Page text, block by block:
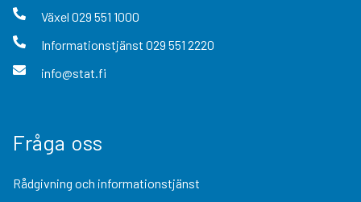
Växel 029 551 1000
Informationstjänst 029 551 2220
info@stat.fi
Fråga oss
Rådgivning och informationstjänst